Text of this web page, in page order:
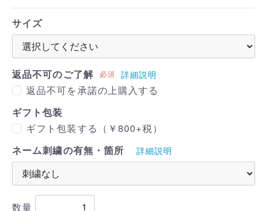
サイズ
返品不可のご了解 必須 詳細説明
返品不可を承諾の上購入する
ギフト包装
ギフト包装する（￥800+税）
ネーム刺繍の有無・箇所
詳細説明
数量